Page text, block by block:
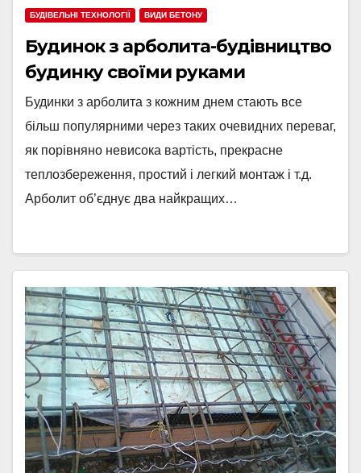
БУДІВЕЛЬНІ ТЕХНОЛОГІЇ ВИДИ БЕТОНУ
Будинок з арболита-будівництво
будинку своїми руками
Будинки з арболита з кожним днем стають все
більш популярними через таких очевидних переваг,
як порівняно невисока вартість, прекрасне
теплозбереження, простий і легкий монтаж і т.д.
Арболит об’єднує два найкращих…